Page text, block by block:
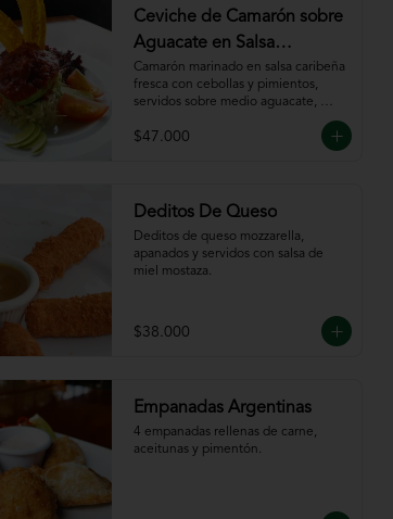
Ceviche de Camarón sobre
Aguacate en Salsa
Caribeña
Camarón marinado en salsa caribeña
fresca con cebollas y pimientos,
servidos sobre medio aguacate,
acompañados de chips de plátano.
$47.000
Deditos De Queso
Deditos de queso mozzarella,
apanados y servidos con salsa de
miel mostaza.
$38.000
Empanadas Argentinas
4 empanadas rellenas de carne,
aceitunas y pimentón.